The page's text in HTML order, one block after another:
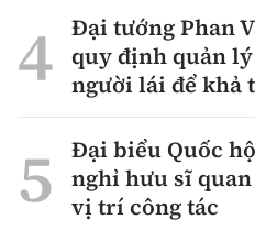
Đại tướng Phan
quy định quản
người lái để khả
Đại biểu Quốc
nghỉ hưu sĩ
vị trí công tác